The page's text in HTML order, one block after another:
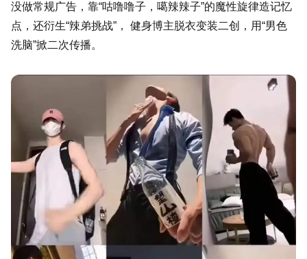
没做常规广告，靠“咕噜噜子，噶辣辣子”的魔性旋律造记忆
点，还衍生“辣弟挑战”， 健身博主脱衣变装二创，用“男色
洗脑”掀二次传播。